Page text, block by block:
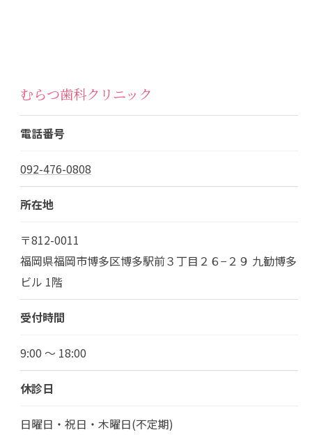
むらつ歯科クリニック
電話番号
092-476-0808
所在地
〒812-0011
福岡県福岡市博多区博多駅前３丁目２６−２９ 九勧博多
ビル 1階
受付時間
9:00 ～ 18:00
休診日
日曜日・祝日・木曜日(不定期)